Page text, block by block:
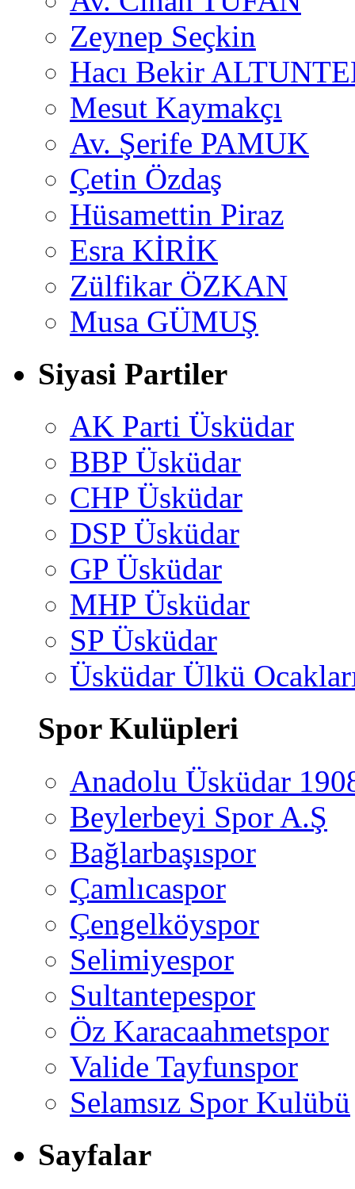
Zeynep Seçkin
Hacı Bekir
Mesut Kaymakçı
Av. Şerife PAMUK
Çetin Özdaş
Hüsamettin Piraz
Esra KİRİK
Zülfikar ÖZKAN
Musa GÜMUŞ
Siyasi Partiler
AK Parti Üsküdar
BBP Üsküdar
CHP Üsküdar
DSP Üsküdar
GP Üsküdar
MHP Üsküdar
SP Üsküdar
Üsküdar Ülkü
Spor Kulüpleri
Anadolu Üsküdar
Beylerbeyi Spor A.Ş
Bağlarbaşıspor
Çamlıcaspor
Çengelköyspor
Selimiyespor
Sultantepespor
Öz Karacaahmetspor
Valide Tayfunspor
Selamsız Spor Kulübü
Sayfalar